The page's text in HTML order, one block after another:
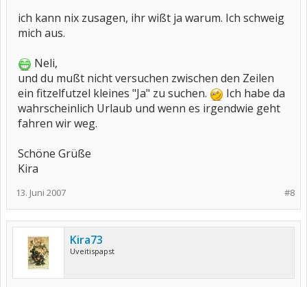
ich kann nix zusagen, ihr wißt ja warum. Ich schweig
mich aus.
Neli,
und du mußt nicht versuchen zwischen den Zeilen
ein fitzelfutzel kleines "Ja" zu suchen.
Ich habe da
wahrscheinlich Urlaub und wenn es irgendwie geht
fahren wir weg.
Schöne Grüße
Kira
#8
13. Juni 2007
Kira73
Uveitispapst